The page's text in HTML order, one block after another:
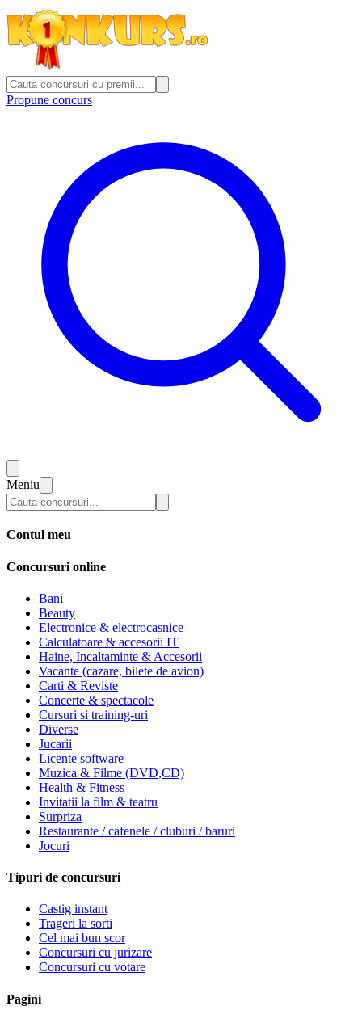
Propune concurs
Meniu
Contul meu
Concursuri online
Bani
Beauty
Electronice & electrocasnice
Calculatoare & accesorii IT
Haine, Incaltaminte & Accesorii
Vacante (cazare, bilete de avion)
Carti & Reviste
Concerte & spectacole
Cursuri si training-uri
Diverse
Jucarii
Licente software
Muzica & Filme (DVD,CD)
Health & Fitness
Invitatii la film & teatru
Surpriza
Restaurante / cafenele / cluburi / baruri
Jocuri
Tipuri de concursuri
Castig instant
Trageri la sorti
Cel mai bun scor
Concursuri cu jurizare
Concursuri cu votare
Pagini